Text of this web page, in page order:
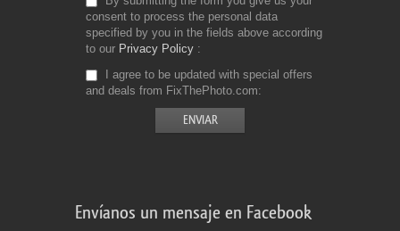
consent to process the personal data
specified by you in the fields above according
to our Privacy Policy
I agree to be updated with special offers
and deals from FixThePhoto.com
Envíanos un mensaje en Facebook